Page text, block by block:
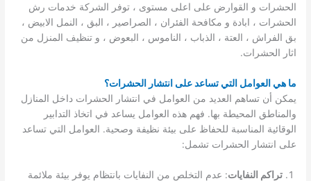
الحشرات و القوارض على اعلى مستوى ، توفر الشركة خدمات رش
الحشرات ، ابادة و مكافحة الفئران ، الصراصير ، البق ، النمل الابيض ،
بق الفراش ، العتة ، الذباب ، الناموس ، البعوض ، و تنظيف المنزل من
اثار الحشرات.
ما هي العوامل التي تساعد على انتشار الحشرات؟
يمكن أن تساهم العديد من العوامل في انتشار الحشرات داخل المنازل
والمناطق المحيطة بها. فهم هذه العوامل يساعد في اتخاذ التدابير
الوقائية المناسبة للحفاظ على بيئة نظيفة وصحية. العوامل التي تساعد
على انتشار الحشرات تشمل:
تراكم النفايات: عدم التخلص من النفايات بانتظام يوفر بيئة ملائمة